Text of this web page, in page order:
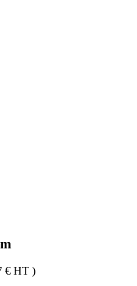
€ HT )